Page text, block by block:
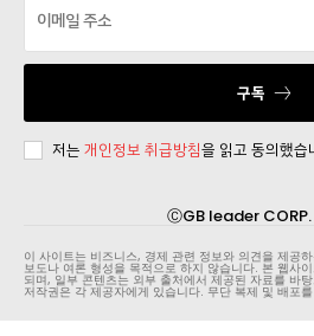
구독
저는 개인정보 취급방침을 읽고 동의했습
ⒸGB leader CORP.
이 사이트는 비즈니스, 경제 관련 정보와 의견을 제공
보도나 여론 형성을 목적으로 하지 않습니다. 본 웹사
되며, 일부 콘텐츠는 외부 출처에서 제공된 자료를 바
저작권은 각 제공자에게 있습니다. 무단 복제 및 배포